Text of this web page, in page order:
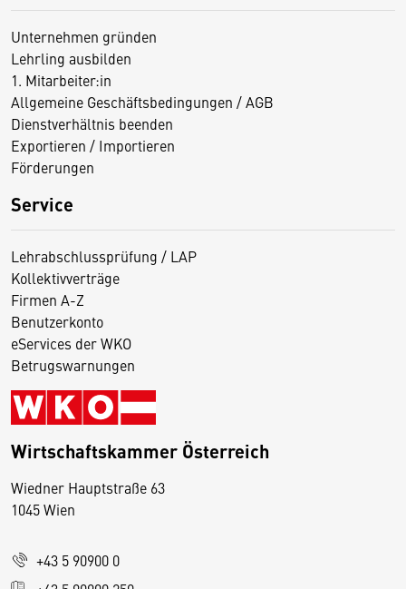
Unternehmen gründen
Lehrling ausbilden
1. Mitarbeiter:in
Allgemeine Geschäftsbedingungen / AGB
Dienstverhältnis beenden
Exportieren / Importieren
Förderungen
Service
Lehrabschlussprüfung / LAP
Kollektivverträge
Firmen A-Z
Benutzerkonto
eServices der WKO
Betrugswarnungen
Wirtschaftskammer Österreich
Wiedner Hauptstraße 63
1045 Wien
+43 5 90900 0
D
s